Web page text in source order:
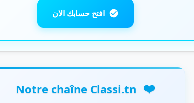
افتح حسابك الان
Notre chaîne Classi.tn ❤️